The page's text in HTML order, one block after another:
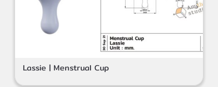
Lassie | Menstrual Cup